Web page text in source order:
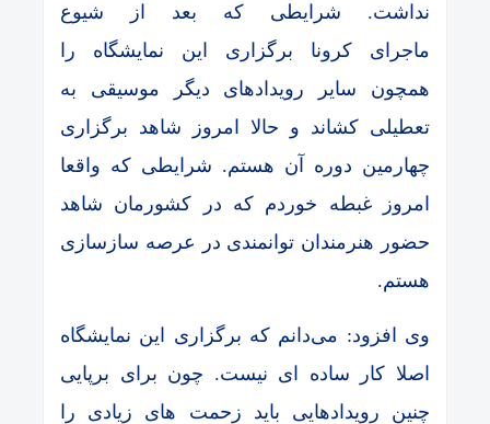
نداشت. شرایطی که بعد از شیوع
ماجرای کرونا برگزاری این نمایشگاه را
همچون سایر رویدادهای دیگر موسیقی به
تعطیلی کشاند و حالا امروز شاهد برگزاری
چهارمین دوره آن هستم. شرایطی که واقعا
امروز غبطه خوردم که در کشورمان شاهد
حضور هنرمندان توانمندی در عرصه سازسازی
هستم.
وی افزود: می‌دانم که برگزاری این نمایشگاه
اصلا کار ساده ای نیست. چون برای برپایی
چنین رویدادهایی باید زحمت های زیادی را